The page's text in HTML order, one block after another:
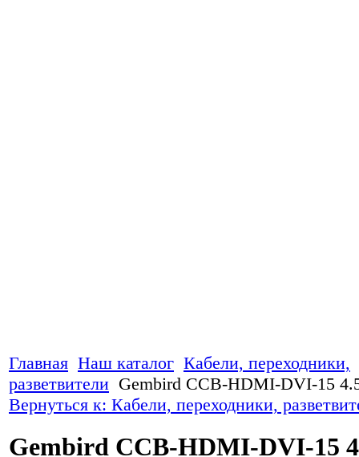
Главная Наш каталог Кабели, переходники,
разветвители Gembird CCB-HDMI-DVI-15
Вернуться к: Кабели, переходники,
Gembird CCB-HDMI-DVI-15